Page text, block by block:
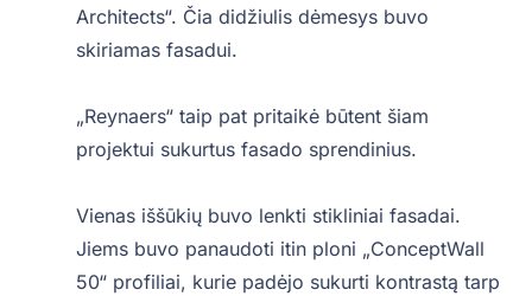
Architects“. Čia didžiulis dėmesys buvo
skiriamas fasadui.
„Reynaers“ taip pat pritaikė būtent šiam
projektui sukurtus fasado sprendinius.
Vienas iššūkių buvo lenkti stikliniai fasadai.
Jiems buvo panaudoti itin ploni „ConceptWall
50“ profiliai, kurie padėjo sukurti kontrastą tarp